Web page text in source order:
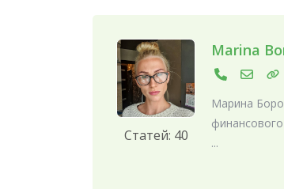
Статей: 40
Marina
Марина
...